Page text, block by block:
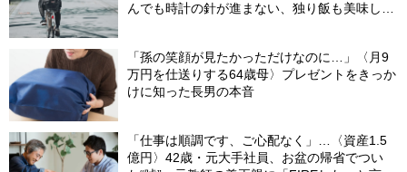
んでも時計の針が進まない、独り飯も美味しく
「孫の笑顔が見たかっただけなのに…」〈月9
万円を仕送りする64歳母〉プレゼントをきっか
けに知った長男の本音
「仕事は順調です、ご心配なく」…〈資産1.5
億円〉42歳・元大手社員、お盆の帰省でつい